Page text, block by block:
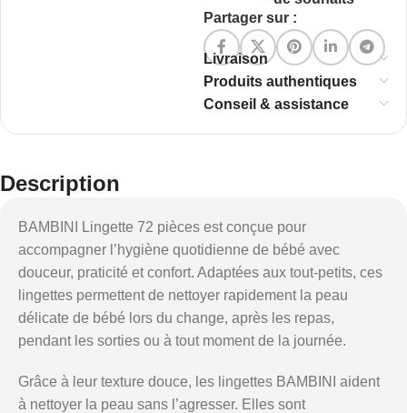
Partager sur :
Livraison
Produits authentiques
Conseil & assistance
Description
BAMBINI Lingette 72 pièces est conçue pour
accompagner l’hygiène quotidienne de bébé avec
douceur, praticité et confort. Adaptées aux tout-petits, ces
lingettes permettent de nettoyer rapidement la peau
délicate de bébé lors du change, après les repas,
pendant les sorties ou à tout moment de la journée.
Grâce à leur texture douce, les lingettes BAMBINI aident
à nettoyer la peau sans l’agresser. Elles sont